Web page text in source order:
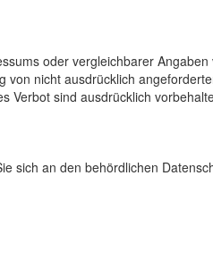
oder vergleichbarer
von nicht ausdrücklich
Verbot sind ausdrücklich
sich an den behördlichen